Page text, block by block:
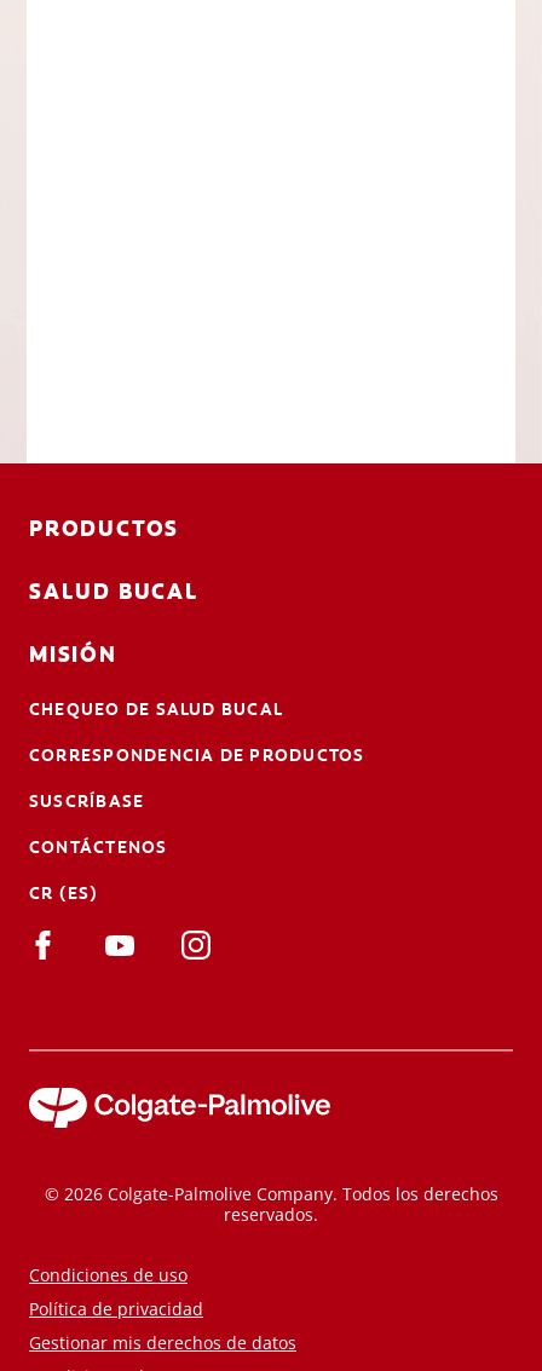
PRODUCTOS
SALUD BUCAL
MISIÓN
CHEQUEO DE SALUD BUCAL
CORRESPONDENCIA DE PRODUCTOS
SUSCRÍBASE
CONTÁCTENOS
CR (ES)
© 2026 Colgate-Palmolive Company. Todos los derechos
reservados.
Condiciones de uso
Política de privacidad
Gestionar mis derechos de datos